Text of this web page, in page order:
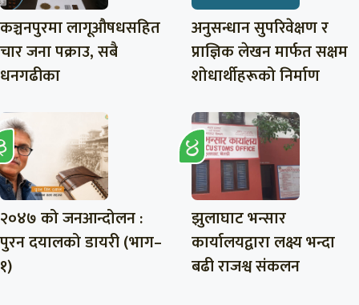
कञ्चनपुरमा लागूऔषधसहित
चार जना पक्राउ, सबै
धनगढीका
अनुसन्धान सुपरिवेक्षण र
प्राज्ञिक लेखन मार्फत सक्षम
शोधार्थीहरूको निर्माण
२०४७ को जनआन्दोलन :
पुरन दयालको डायरी (भाग–
१)
झुलाघाट भन्सार
कार्यालयद्वारा लक्ष्य भन्दा
बढी राजश्व संकलन